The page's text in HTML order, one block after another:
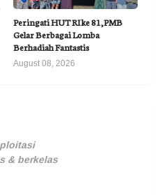
Peringati HUT RI ke 81,PMB
Gelar Berbagai Lomba
Berhadiah Fantastis
August 08, 2026
& berkelas